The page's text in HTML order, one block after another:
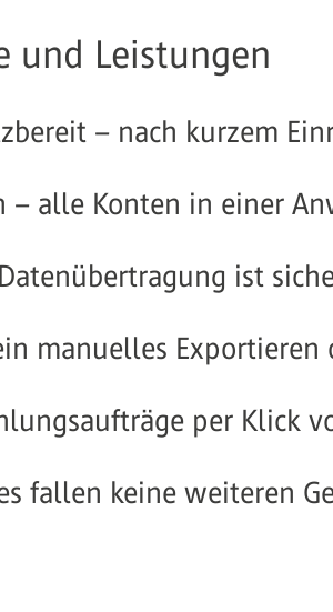
und Leistungen
– nach kurzem
– alle Konten in einer
ist
manuelles
per Klick
fallen keine weiteren